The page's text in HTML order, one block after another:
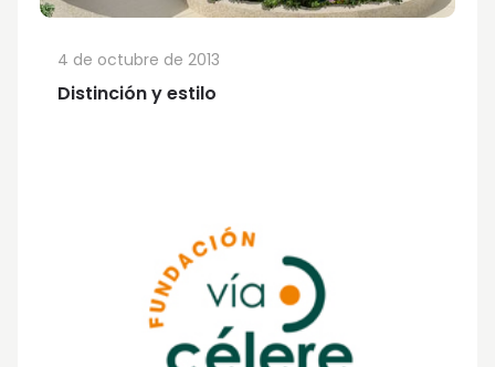
Distinción y estilo
4 de octubre de 2013